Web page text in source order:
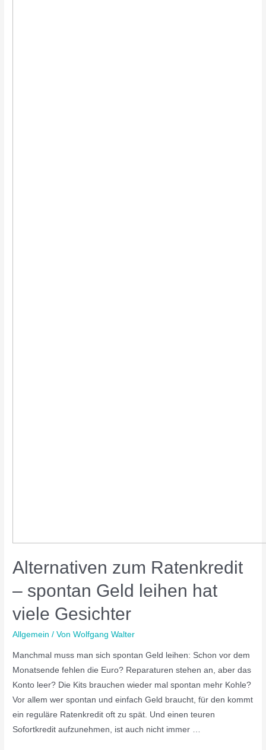
Alternativen zum Ratenkredit
– spontan Geld leihen hat
viele Gesichter
Allgemein / VonWolfgang Walter
Manchmal muss man sich spontan Geld leihen: Schon vor dem
Monatsende fehlen die Euro? Reparaturen stehen an, aber das
Konto leer? Die Kits brauchen wieder mal spontan mehr Kohle?
Vor allem wer spontan und einfach Geld braucht, für den kommt
ein reguläre Ratenkredit oft zu spät. Und einen teuren
Sofortkredit aufzunehmen, ist auch nicht immer …